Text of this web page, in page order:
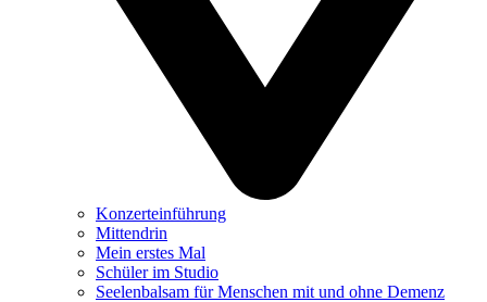
Konzerteinführung
Mittendrin
Mein erstes Mal
Schüler im Studio
Seelenbalsam für Menschen mit und ohne Demenz